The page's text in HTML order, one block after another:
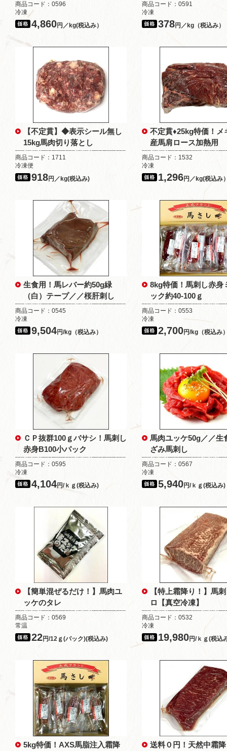
商品コード：0596
冷凍
4,860円／kg(税込み）
商品コード：0591
冷凍
378円／kg（税込み）
【不定貫】◆表示シール無し
15kg馬肉切り落とし
商品コード：1711
冷凍便
918円／kg(税込み)
不定貫♦25kg特価！メ
産馬肩ロース加熱用
商品コード：1532
冷凍
1,296円／kg(税込み
生食用！馬レバー約50g緑
（白）テープ／／桜肝刺し
商品コード：0545
冷凍
9,504円/kg（税込み）
8kg特価！馬刺し赤身
ック約40-100ｇ
商品コード：0553
冷凍
2,700円/kg（税込み
ＣＰ抜群100ｇバサシ！馬刺し
赤身B100小パック
商品コード：0595
冷凍
4,104円/ｋｇ(税込み)
馬肉ユッケ50g／／生
ざみ馬刺し
商品コード：0567
冷凍
5,940円/ｋｇ(税込み)
【簡単混ぜるだけ！】馬肉ユ
ッケのタレ
商品コード：0569
常温
22円/12ｇ(パック)(税込み)
【特上霜降り！】馬
ロ【真空冷凍】
商品コード：0532
冷凍
19,980円/ｋｇ(税込
5kg特価！AXS馬脂注入霜降 送料０円！天然中霜